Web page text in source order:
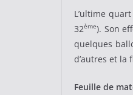
L’ultime
32ème). Son
quelques
d’autres et la
Feuille de